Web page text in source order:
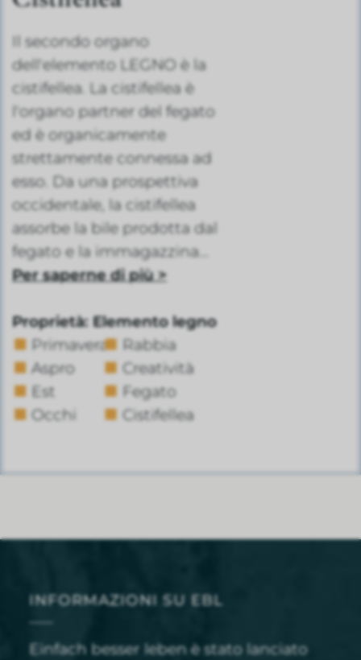
Il secondo organo
dell'elemento LEGNO è la
cistifellea. La cistifellea è
l'organo partner del fegato
ed è organicamente
strettamente connessa ad
esso. Da una prospettiva
occidentale, la cistifellea
assorbe la bile prodotta dal
fegato e la immagazzina...
Per saperne di più >
Proprietà: Elemento legno
Primavera
Aspro
Est
Occhi
Rabbia
Creatività
Fegato
Cistifellea
INFORMAZIONI SU EBL
Einfach besser leben è stato lanciato